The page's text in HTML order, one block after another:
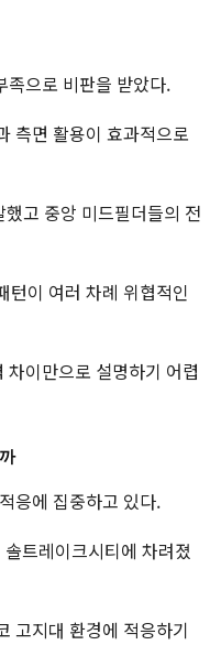
족으로 비판을 받았다.
측면 활용이 효과적으로
고 중앙 미드필더들의 전
턴이 여러 차례 위협적인
이만으로 설명하기 어렵
응에 집중하고 있다.
트레이크시티에 차려졌
고지대 환경에 적응하기